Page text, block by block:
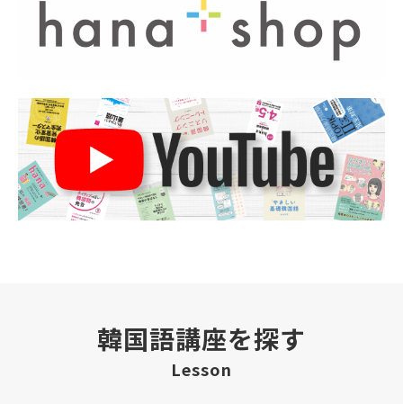
韓国語講座を探す
Lesson